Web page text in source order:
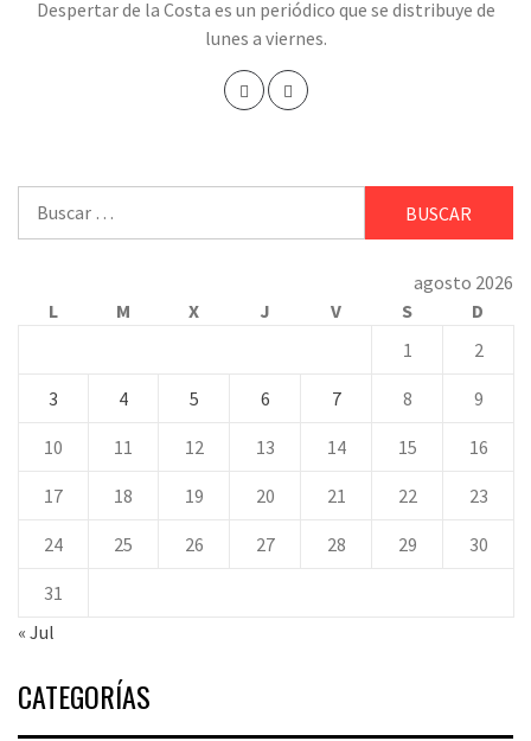
Despertar de la Costa es un periódico que se distribuye de
lunes a viernes.
agosto 2026
L
M X J V S
D
1
2
3 4 5 6 7 8 9
10 11 12 13 14 15 16
17 18 19 20 21 22 23
24 25 26 27 28 29 30
31
« Jul
CATEGORÍAS